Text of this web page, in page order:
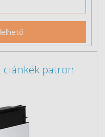
patron